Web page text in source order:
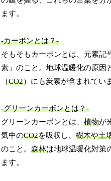
ます。
-カーボンとは？-
そもそもカーボンとは、元素記
素」のこと。地球温暖化の原因
（CO2）にも炭素が含まれてい
-グリーンカーボンとは？-
グリーンカーボンとは、植物が
気中のCO2を吸収し、樹木や土
のこと。森林は地球温暖化対策
ます。